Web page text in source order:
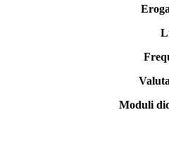
Moduli